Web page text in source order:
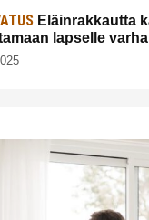
Eläinrakkautta
lapselle